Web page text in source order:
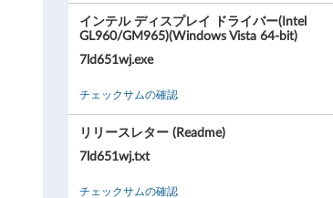
イ
インテル ディスプレイ ドライバー(Intel
GL960/GM965)(Windows Vista 64-bit)
7ld651wj.exe
チェックサムの確認
リリースレター (Readme)
7ld651wj.txt
チェックサムの確認